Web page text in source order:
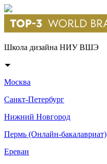
Школа дизайна НИУ ВШЭ
Москва
Санкт-Петербург
Нижний Новгород
Пермь (Онлайн-бакалавриат)
Ереван